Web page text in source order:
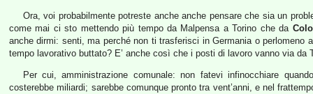
Ora, voi probabilmente potreste anche anche pensare che sia un
come mai ci sto mettendo più tempo da Malpensa a Torino che da
anche dirmi: senti, ma perché non ti trasferisci in Germania o
tempo lavorativo buttato? E’ anche così che i posti di lavoro vanno via da
Per cui, amministrazione comunale: non fatevi infinocchiare
costerebbe miliardi; sarebbe comunque pronto tra vent’anni, e nel